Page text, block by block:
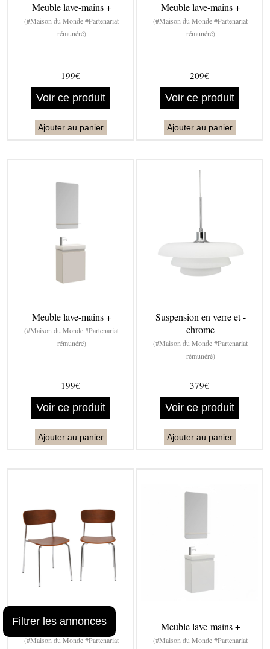
Meuble lave-mains +
(#Maison du Monde #Partenariat
rémunéré)
199€
Voir ce produit
Ajouter au panier
Meuble lave-mains +
(#Maison du Monde #Partenariat
rémunéré)
209€
Voir ce produit
Ajouter au panier
Meuble lave-mains +
(#Maison du Monde #Partenariat
rémunéré)
199€
Voir ce produit
Ajouter au panier
Suspension en verre et -
chrome
(#Maison du Monde #Partenariat
rémunéré)
379€
Voir ce produit
Ajouter au panier
Chaise vintage effet
(#Maison du Monde #Partenariat
Meuble lave-mains +
(#Maison du Monde #Partenariat
Filtrer les annonces